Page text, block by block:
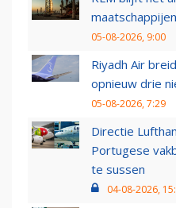
05-08-2026, 9:00
Riyadh Air
opnieuw drie
05-08-2026, 7:29
Directie
Portugese
te sussen
04-08-2026,